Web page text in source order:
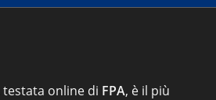
testata online di FPA, è il più